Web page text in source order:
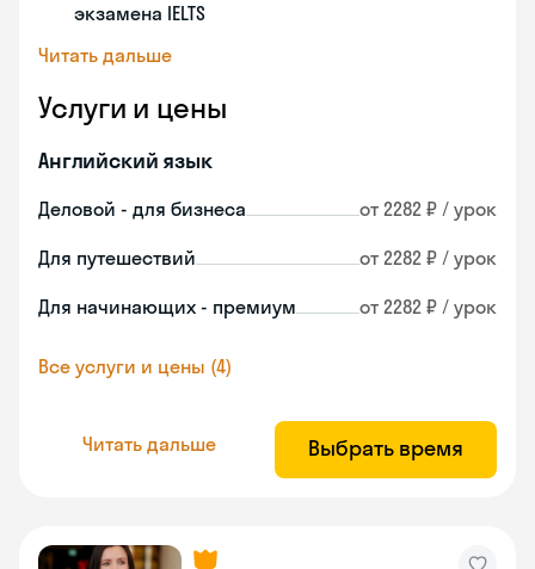
экзамена IELTS
Читать дальше
Услуги и цены
Английский язык
Деловой - для бизнеса от 2282 ₽ / урок
Для путешествий от 2282 ₽ / урок
Для начинающих - премиум от 2282 ₽ / урок
Все услуги и цены (4)
Читать дальше Выбрать время